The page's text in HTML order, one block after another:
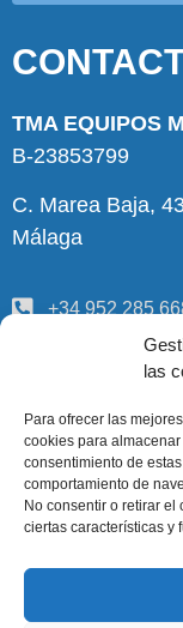
las
Para ofrecer las
cookies para
consentimiento de
comportamiento de
No consentir o retirar
ciertas características y
TMA EQUIPOS
B-23853799
C. Marea Baja,
Málaga
+34 952 285
Quiénes somos
Términos y
Política de datos
Política de cookies